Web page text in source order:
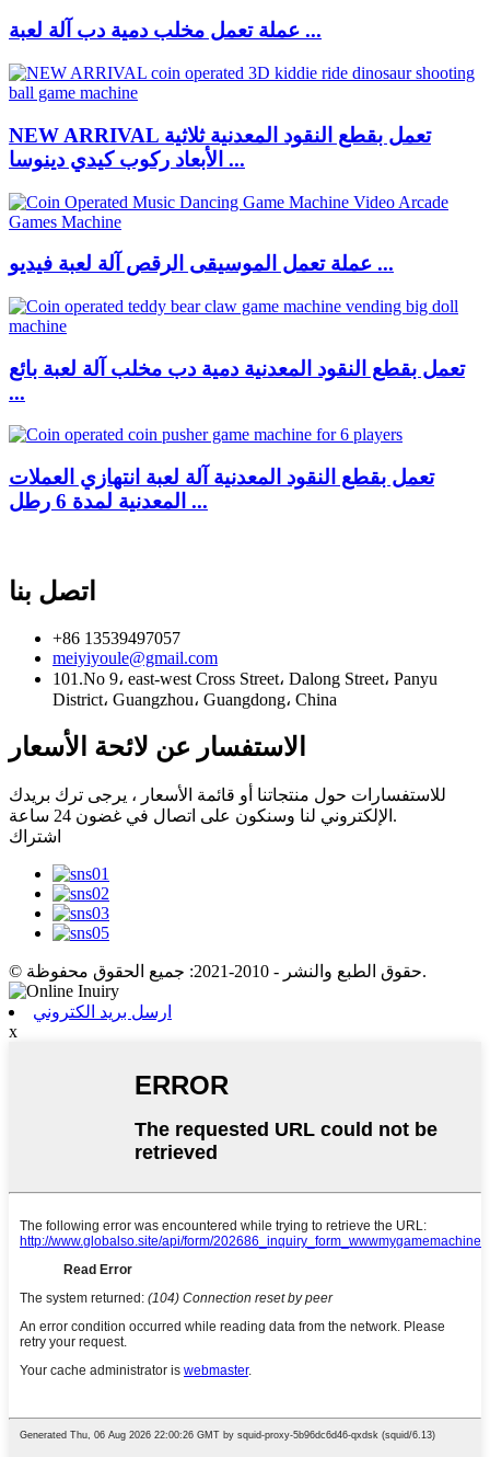
عملة تعمل مخلب دمية دب آلة لعبة ...
NEW ARRIVAL تعمل بقطع النقود المعدنية ثلاثية
الأبعاد ركوب كيدي دينوسا ...
عملة تعمل الموسيقى الرقص آلة لعبة فيديو ...
تعمل بقطع النقود المعدنية دمية دب مخلب آلة لعبة بائع
...
تعمل بقطع النقود المعدنية آلة لعبة انتهازي العملات
المعدنية لمدة 6 رطل ...
اتصل بنا
+86 13539497057
meiyiyoule@gmail.com
101.No 9، east-west Cross Street، Dalong Street، Panyu
District، Guangzhou، Guangdong، China
الاستفسار عن لائحة الأسعار
للاستفسارات حول منتجاتنا أو قائمة الأسعار ، يرجى ترك بريدك
الإلكتروني لنا وسنكون على اتصال في غضون 24 ساعة.
اشتراك
© حقوق الطبع والنشر - 2010-2021: جميع الحقوق محفوظة.
ارسل بريد الكتروني
x